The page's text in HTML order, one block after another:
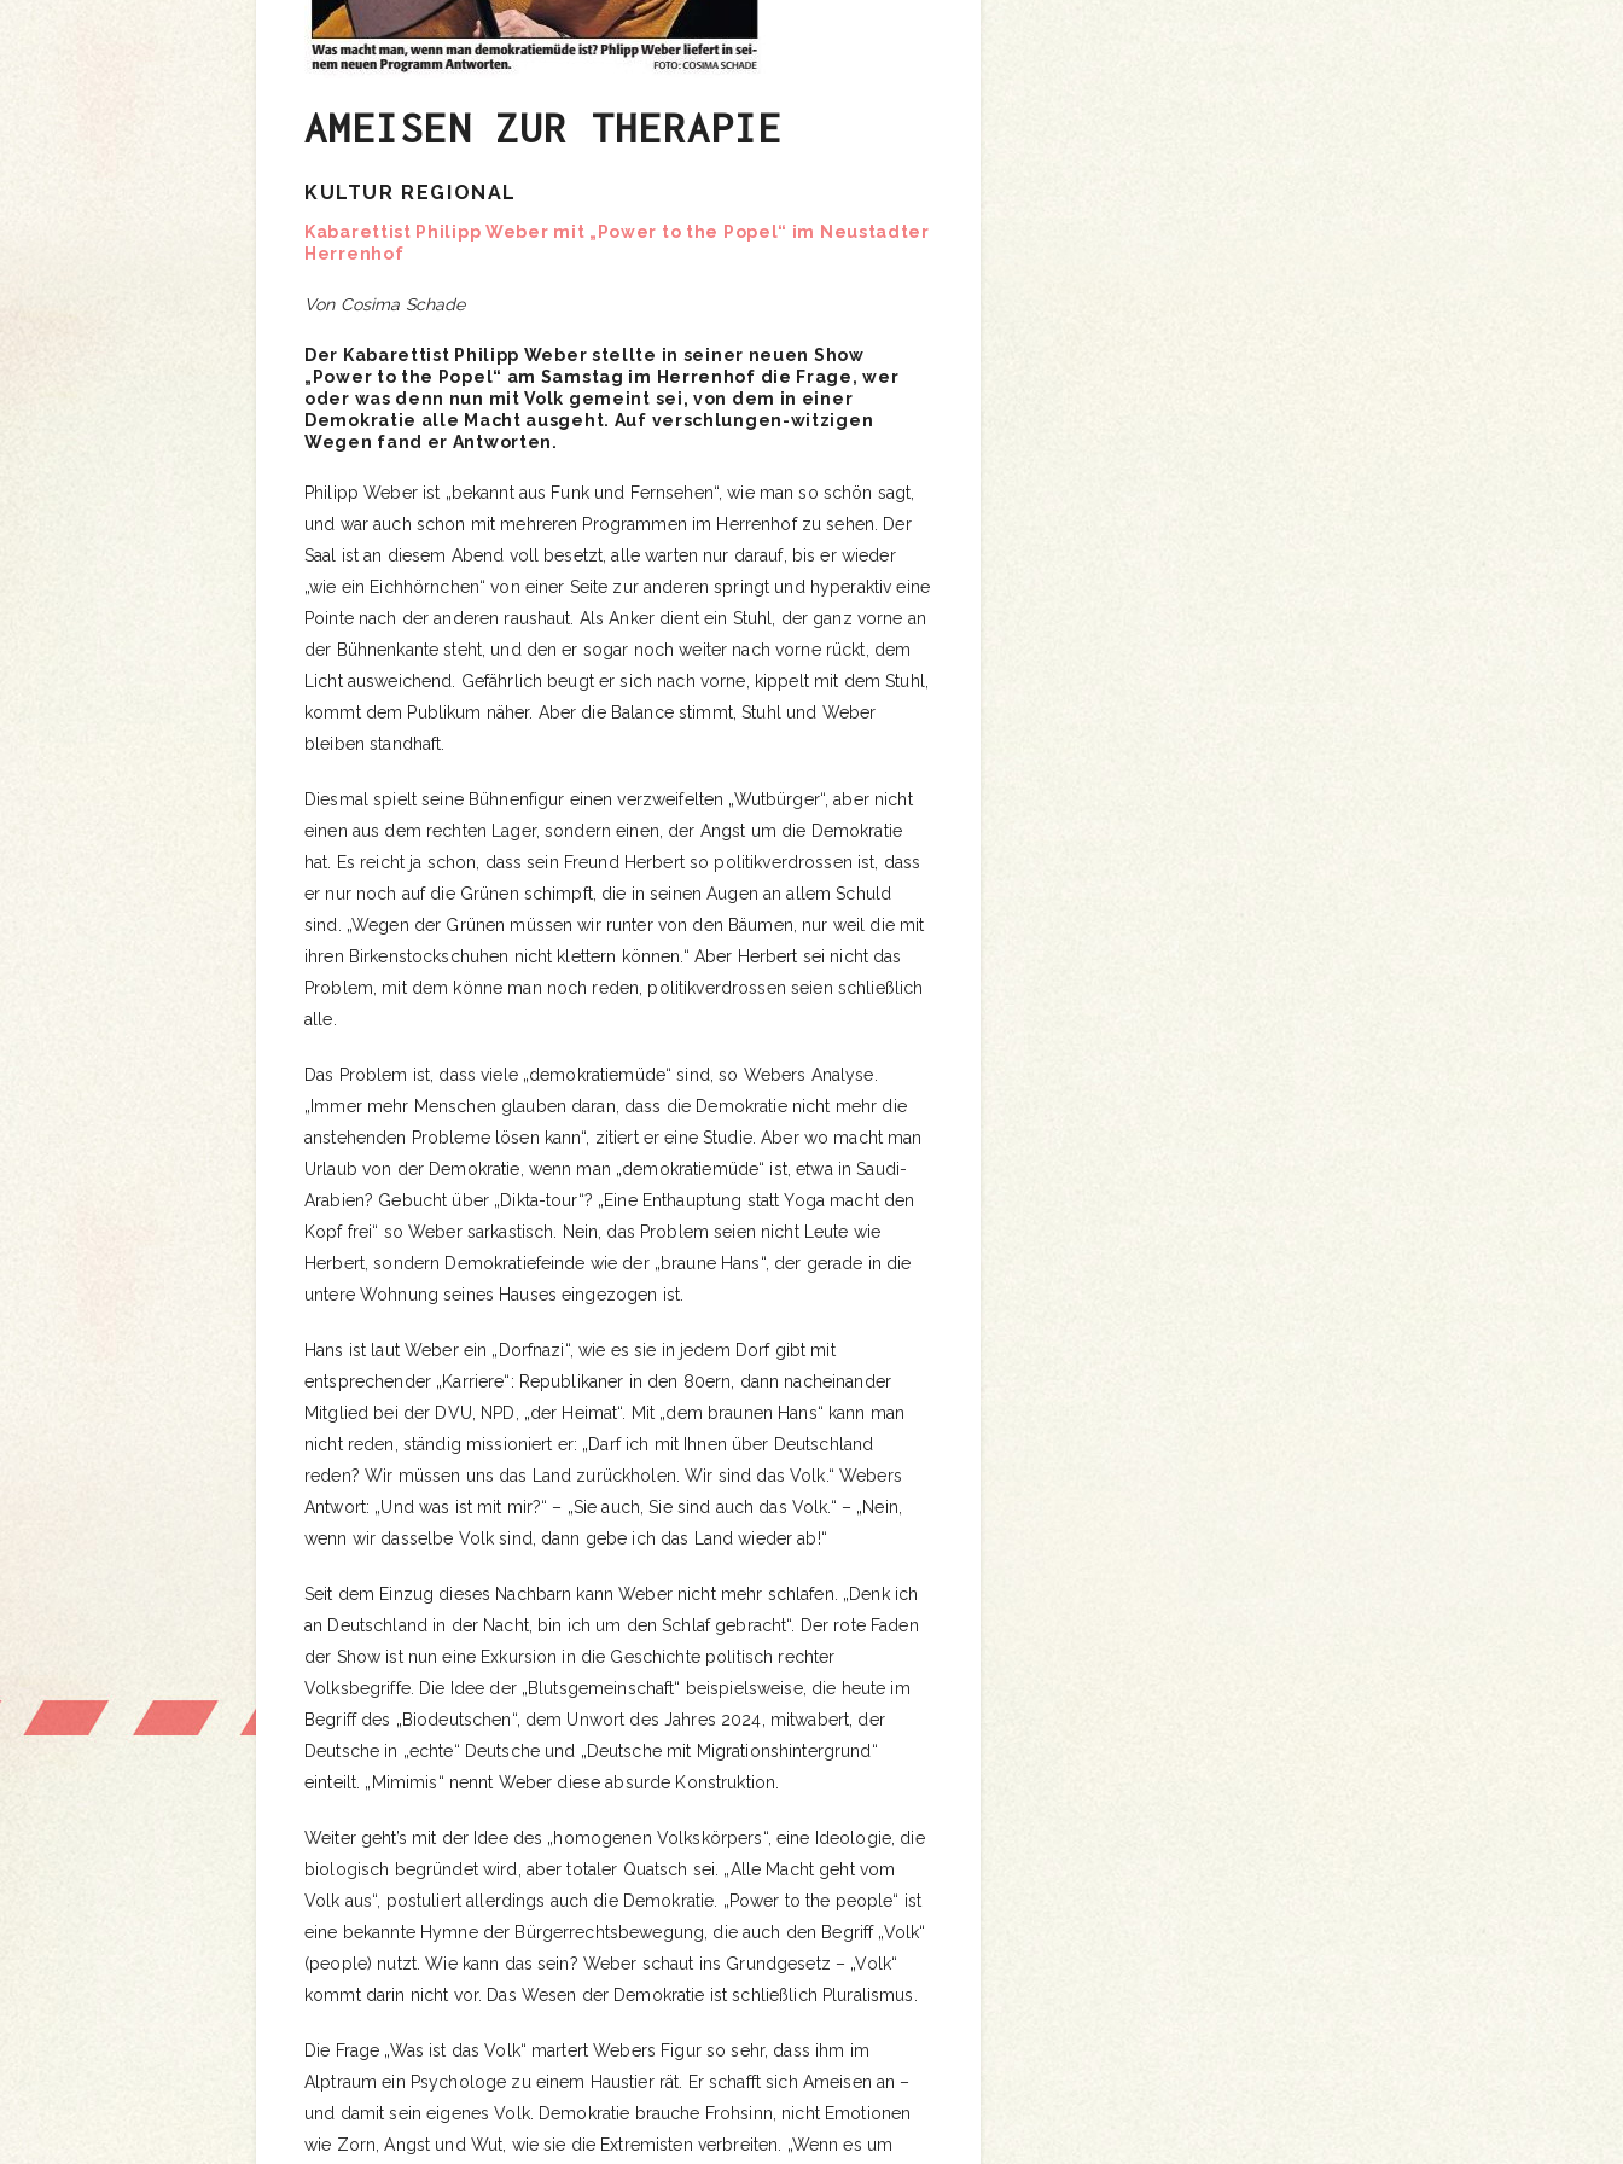
AMEISEN ZUR THERAPIE
KULTUR REGIONAL
Kabarettist Philipp Weber mit „Power to the Popel“ im Neustadter
Herrenhof
Von Cosima Schade
Der Kabarettist Philipp Weber stellte in seiner neuen Show
„Power to the Popel“ am Samstag im Herrenhof die Frage, wer
oder was denn nun mit Volk gemeint sei, von dem in einer
Demokratie alle Macht ausgeht. Auf verschlungen-witzigen
Wegen fand er Antworten.
Philipp Weber ist „bekannt aus Funk und Fernsehen“, wie man so schön sagt,
und war auch schon mit mehreren Programmen im Herrenhof zu sehen. Der
Saal ist an diesem Abend voll besetzt, alle warten nur darauf, bis er wieder
„wie ein Eichhörnchen“ von einer Seite zur anderen springt und hyperaktiv eine
Pointe nach der anderen raushaut. Als Anker dient ein Stuhl, der ganz vorne an
der Bühnenkante steht, und den er sogar noch weiter nach vorne rückt, dem
Licht ausweichend. Gefährlich beugt er sich nach vorne, kippelt mit dem Stuhl,
kommt dem Publikum näher. Aber die Balance stimmt, Stuhl und Weber
bleiben standhaft.
Diesmal spielt seine Bühnenfigur einen verzweifelten „Wutbürger“, aber nicht
einen aus dem rechten Lager, sondern einen, der Angst um die Demokratie
hat. Es reicht ja schon, dass sein Freund Herbert so politikverdrossen ist, dass
er nur noch auf die Grünen schimpft, die in seinen Augen an allem Schuld
sind. „Wegen der Grünen müssen wir runter von den Bäumen, nur weil die mit
ihren Birkenstockschuhen nicht klettern können.“ Aber Herbert sei nicht das
Problem, mit dem könne man noch reden, politikverdrossen seien schließlich
alle.
Das Problem ist, dass viele „demokratiemüde“ sind, so Webers Analyse.
„Immer mehr Menschen glauben daran, dass die Demokratie nicht mehr die
anstehenden Probleme lösen kann“, zitiert er eine Studie. Aber wo macht man
Urlaub von der Demokratie, wenn man „demokratiemüde“ ist, etwa in Saudi-
Arabien? Gebucht über „Dikta-tour“? „Eine Enthauptung statt Yoga macht den
Kopf frei“ so Weber sarkastisch. Nein, das Problem seien nicht Leute wie
Herbert, sondern Demokratiefeinde wie der „braune Hans“, der gerade in die
untere Wohnung seines Hauses eingezogen ist.
Hans ist laut Weber ein „Dorfnazi“, wie es sie in jedem Dorf gibt mit
entsprechender „Karriere“: Republikaner in den 80ern, dann nacheinander
Mitglied bei der DVU, NPD, „der Heimat“. Mit „dem braunen Hans“ kann man
nicht reden, ständig missioniert er: „Darf ich mit Ihnen über Deutschland
reden? Wir müssen uns das Land zurückholen. Wir sind das Volk.“ Webers
Antwort: „Und was ist mit mir?“ – „Sie auch, Sie sind auch das Volk.“ – „Nein,
wenn wir dasselbe Volk sind, dann gebe ich das Land wieder ab!“
Seit dem Einzug dieses Nachbarn kann Weber nicht mehr schlafen. „Denk ich
an Deutschland in der Nacht, bin ich um den Schlaf gebracht“. Der rote Faden
der Show ist nun eine Exkursion in die Geschichte politisch rechter
Volksbegriffe. Die Idee der „Blutsgemeinschaft“ beispielsweise, die heute im
Begriff des „Biodeutschen“, dem Unwort des Jahres 2024, mitwabert, der
Deutsche in „echte“ Deutsche und „Deutsche mit Migrationshintergrund“
einteilt. „Mimimis“ nennt Weber diese absurde Konstruktion.
Weiter geht’s mit der Idee des „homogenen Volkskörpers“, eine Ideologie, die
biologisch begründet wird, aber totaler Quatsch sei. „Alle Macht geht vom
Volk aus“, postuliert allerdings auch die Demokratie. „Power to the people“ ist
eine bekannte Hymne der Bürgerrechtsbewegung, die auch den Begriff „Volk“
(people) nutzt. Wie kann das sein? Weber schaut ins Grundgesetz – „Volk“
kommt darin nicht vor. Das Wesen der Demokratie ist schließlich Pluralismus.
Die Frage „Was ist das Volk“ martert Webers Figur so sehr, dass ihm im
Alptraum ein Psychologe zu einem Haustier rät. Er schafft sich Ameisen an –
und damit sein eigenes Volk. Demokratie brauche Frohsinn, nicht Emotionen
wie Zorn, Angst und Wut, wie sie die Extremisten verbreiten. „Wenn es um